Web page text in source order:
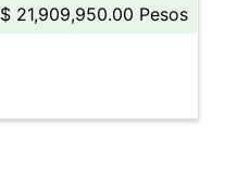
$ 21,909,950.00 Pesos